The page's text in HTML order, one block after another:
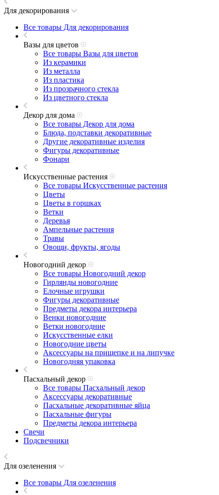
Для декорирования
Все товары Для декорирования
Вазы для цветов
Все товары Вазы для цветов
Из керамики
Из металла
Из пластика
Из прозрачного стекла
Из цветного стекла
Декор для дома
Все товары Декор для дома
Блюда, подставки декоративные
Другие декоративные изделия
Фигуры декоративные
Фонари
Искусственные растения
Все товары Искусственные растения
Цветы
Цветы в горшках
Ветки
Деревья
Ампельные растения
Травы
Овощи, фрукты, ягоды
Новогодний декор
Все товары Новогодний декор
Гирлянды новогодние
Елочные игрушки
Фигуры декоративные
Предметы декора интерьера
Венки новогодние
Ветки новогодние
Искусственные елки
Новогодние цветы
Аксессуары на прищепке и на липучке
Новогодняя упаковка
Пасхальный декор
Все товары Пасхальный декор
Аксессуары декоративные
Пасхальные декоративные яйца
Пасхальные фигуры
Предметы декора интерьера
Свечи
Подсвечники
Для озеленения
Все товары Для озеленения